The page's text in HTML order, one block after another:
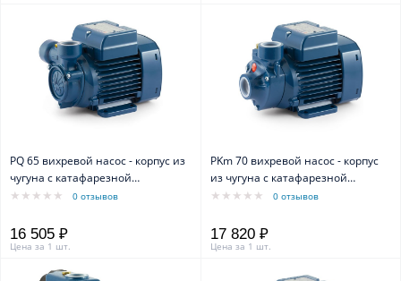
PQ 65 вихревой насос - корпус из
чугуна с катафарезной
обработкой
0 отзывов
16 505 ₽
Цена за 1 шт.
PKm 70 вихревой насос - корпус
из чугуна с катафарезной
обработкой
0 отзывов
17 820 ₽
Цена за 1 шт.